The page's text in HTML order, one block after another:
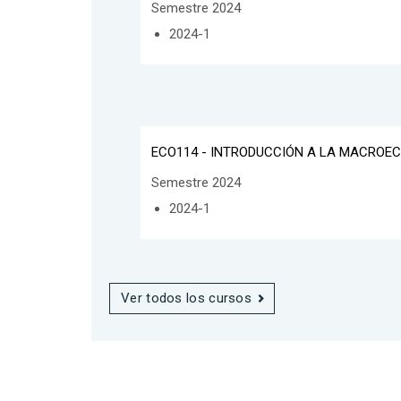
Semestre 2024
2024-1
ECO114 - INTRODUCCIÓN A LA
Semestre 2024
2024-1
Ver todos los cursos